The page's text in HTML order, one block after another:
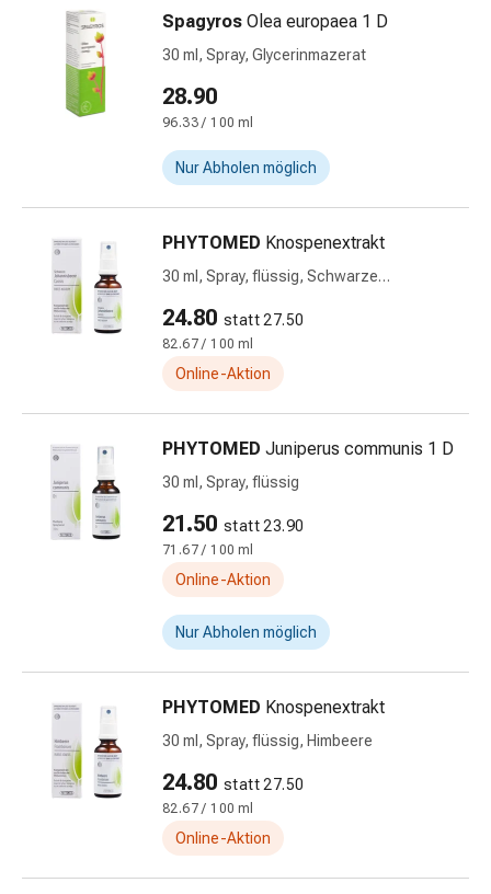
Medizinische
Hautpflege
Ekzeme
Juckreiz
Fusspilz
Trockene
Haut
Krankhaftes
Haut
Fieberblasen
Hautausschlag
Akne
Naturmittel
Bachblütentherapie
Pflanzenknospen
Homöopathie
Phytotherapie
Salz
Spagyrika
Anthroposophika
Prostata
Spagyros Olea europaea 1 D
30 ml, Spray, Glycerinmazerat
28.90
96.33 / 100 ml
Nur Abholen möglich
PHYTOMED Knospenextrakt
30 ml, Spray, flüssig, Schwarze
24.80 statt 27.50
82.67 / 100 ml
Online-Aktion
PHYTOMED Juniperus communis 1 D
30 ml, Spray, flüssig
21.50 statt 23.90
71.67 / 100 ml
Online-Aktion
Nur Abholen möglich
PHYTOMED Knospenextrakt
30 ml, Spray, flüssig, Himbeere
24.80 statt 27.50
82.67 / 100 ml
Online-Aktion